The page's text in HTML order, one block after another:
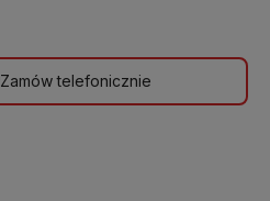
Zamów telefonicznie